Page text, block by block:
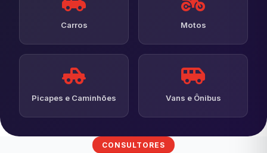
Carros Motos
Picapes e Caminhões Vans e Ônibus
CONSULTORES